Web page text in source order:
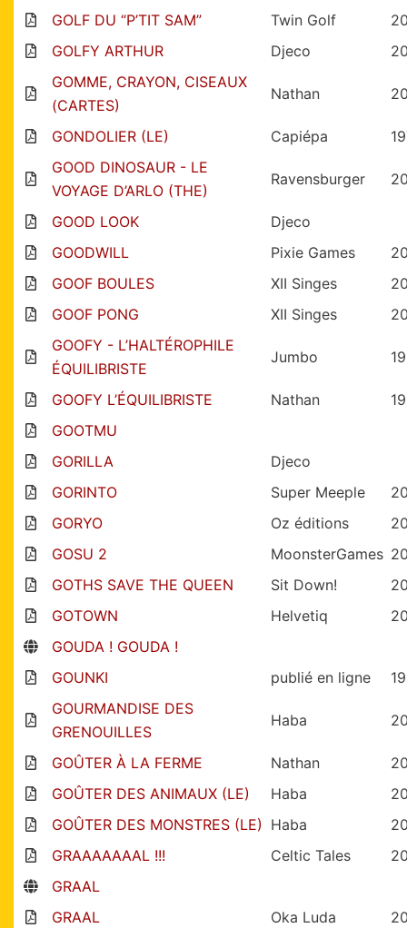
GOLF DU “P’TIT SAM” Twin Golf
GOLFY ARTHUR
Djeco
GOMME, CRAYON, CISEAUX
(CARTES)
Nathan
GONDOLIER (LE) Capiépa
GOOD DINOSAUR - LE
VOYAGE D’ARLO (THE)
Ravensburger
GOOD LOOK
Djeco
GOODWILL
Pixie Games
GOOF BOULES
XII Singes
GOOF PONG
XII Singes
GOOFY - L’HALTÉROPHILE
ÉQUILIBRISTE
Jumbo
GOOFY L’ÉQUILIBRISTE Nathan
GOOTMU
GORILLA
Djeco
GORINTO
Super Meeple
GORYO
Oz éditions
GOSU 2
MoonsterGames
GOTHS SAVE THE QUEEN
Sit Down!
GOTOWN
Helvetiq
GOUDA ! GOUDA !
GOUNKI
publié en ligne
GOURMANDISE DES
GRENOUILLES
Haba
GOÛTER À LA FERME Nathan
GOÛTER DES ANIMAUX (LE)
Haba
GOÛTER DES MONSTRES (LE) Haba
GRAAAAAAAL !!!
Celtic Tales
GRAAL
GRAAL
Oka Luda